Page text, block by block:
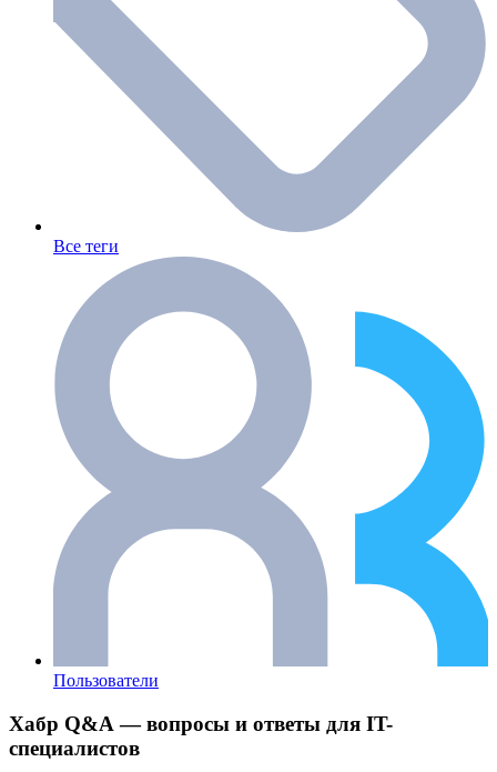
Все теги
Пользователи
Хабр Q&A — вопросы и ответы для IT-
специалистов